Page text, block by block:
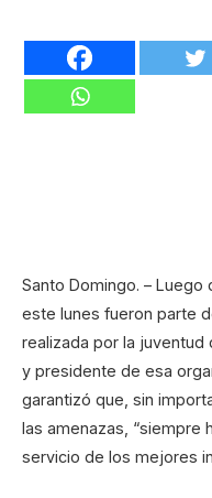
Santo Domingo. –
este lunes fueron parte
realizada por la juventud
y presidente de esa
garantizó que, sin
las amenazas, “siempre
servicio de los mejores